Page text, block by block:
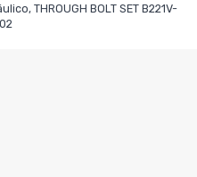
THROUGH BOLT SET B221V-